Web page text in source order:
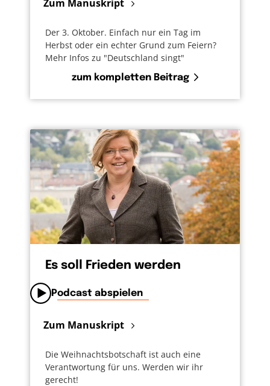
Zum Manuskript
Der 3. Oktober. Einfach nur ein Tag im
Herbst oder ein echter Grund zum Feiern?
Mehr Infos zu "Deutschland singt"
zum kompletten Beitrag
Es soll Frieden werden
Podcast abspielen
Zum Manuskript
Die Weihnachtsbotschaft ist auch eine
Verantwortung für uns. Werden wir ihr
gerecht!